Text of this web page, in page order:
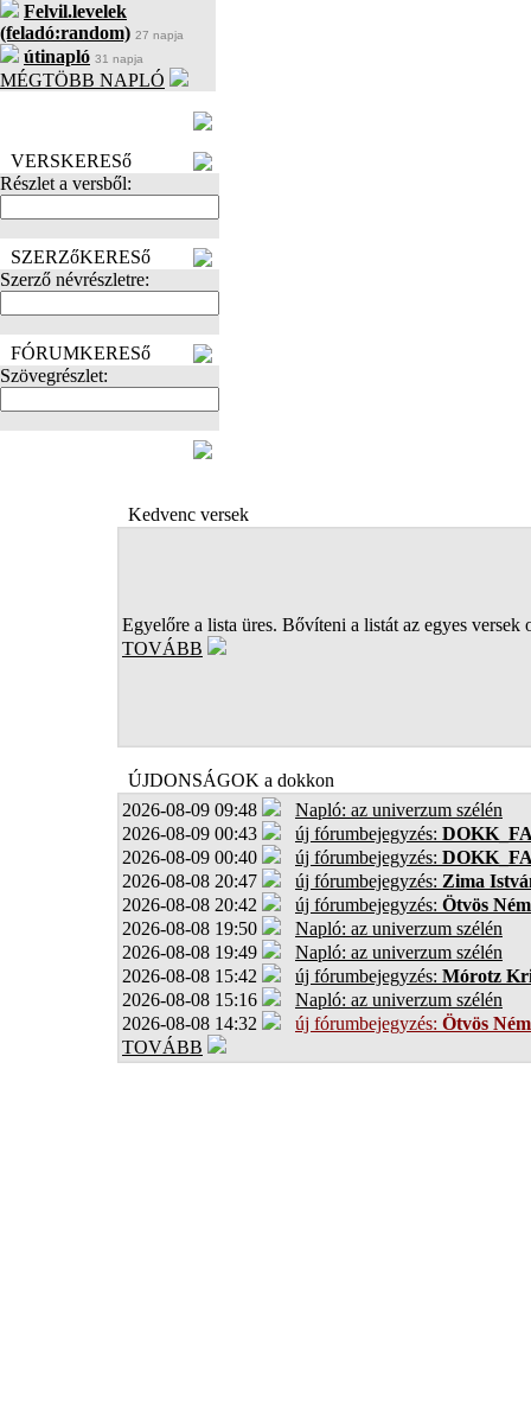
Felvil.levelek
(feladó:random) 27 napja
útinapló 31 napja
MÉGTÖBB NAPLÓ
VERSKERESő
Részlet a versből:
SZERZőKERESő
Szerző névrészletre:
FÓRUMKERESő
Szövegrészlet:
Kedvenc versek
Egyelőre a lista üres. Bővíteni a listát az egyes versek
TOVÁBB
ÚJDONSÁGOK a dokkon
2026-08-09 09:48
Napló: az univerzum szélén
2026-08-09 00:43
új fórumbejegyzés:
2026-08-09 00:40
új fórumbejegyzés:
2026-08-08 20:47
új fórumbejegyzés: Zima
2026-08-08 20:42
új fórumbejegyzés: Ötvös
2026-08-08 19:50
Napló: az univerzum szélén
2026-08-08 19:49
Napló: az univerzum szélén
2026-08-08 15:42
új fórumbejegyzés: Mórotz
2026-08-08 15:16
Napló: az univerzum szélén
2026-08-08 14:32
új fórumbejegyzés: Ötvös
TOVÁBB